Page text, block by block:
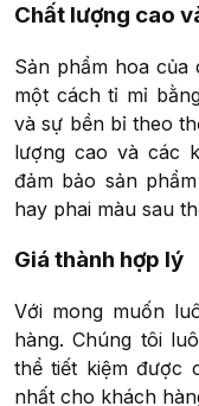
Chất lượng cao
Sản phẩm hoa
một cách tỉ mỉ
và sự bền bỉ theo
lượng cao và các
đảm bảo sản
hay phai màu sau
Giá thành hợp lý
Với mong muốn
hàng. Chúng tôi
thể tiết kiệm được
nhất cho khách